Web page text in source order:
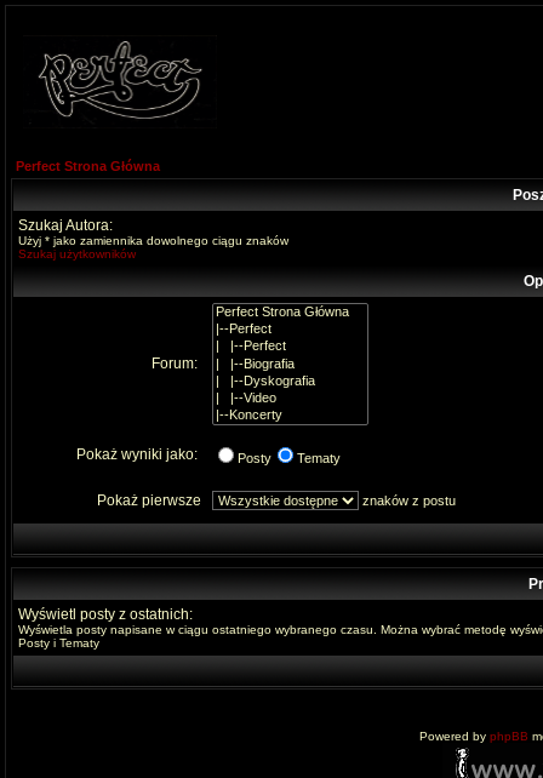
Perfect Strona Główna
Szukaj Autora:
Użyj * jako zamiennika dowolnego ciągu znaków
Szukaj użytkowników
Forum:
Pokaż wyniki jako: Posty Tematy
Pokaż pierwsze znaków z postu
Wyświetl posty z ostatnich:
Wyświetla posty napisane w ciągu ostatniego wybranego czasu. Można wybrać metodę
Posty i Tematy
Powered by phpBB